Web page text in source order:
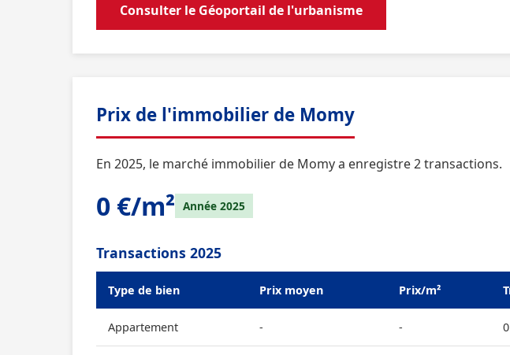
Consulter le Géoportail de l'urbanisme
Prix de l'immobilier de Momy
En 2025, le marché immobilier de Momy a enregistre 2 transactions.
0 €/m² Année 2025
Transactions 2025
Type de bien Prix moyen Prix/m²
Appartement - - 0